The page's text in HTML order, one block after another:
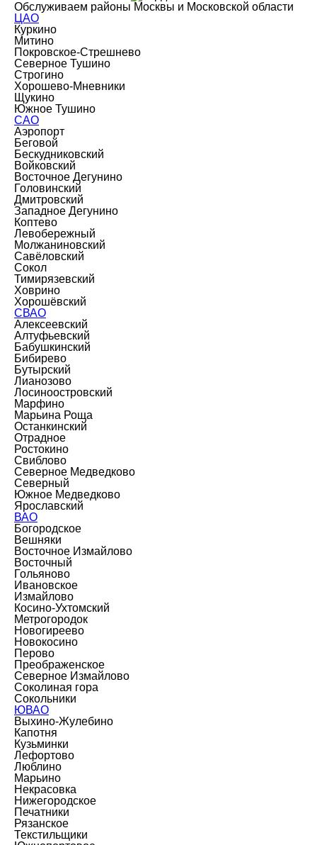
Обслуживаем районы Москвы и Московской области
ЦАО
Куркино
Митино
Покровское-Стрешнево
Северное Тушино
Строгино
Хорошево-Мневники
Щукино
Южное Тушино
САО
Аэропорт
Беговой
Бескудниковский
Войковский
Восточное Дегунино
Головинский
Дмитровский
Западное Дегунино
Коптево
Левобережный
Молжаниновский
Савёловский
Сокол
Тимирязевский
Ховрино
Хорошёвский
СВАО
Алексеевский
Алтуфьевский
Бабушкинский
Бибирево
Бутырский
Лианозово
Лосиноостровский
Марфино
Марьина Роща
Останкинский
Отрадное
Ростокино
Свиблово
Северное Медведково
Северный
Южное Медведково
Ярославский
ВАО
Богородское
Вешняки
Восточное Измайлово
Восточный
Гольяново
Ивановское
Измайлово
Косино-Ухтомский
Метрогородок
Новогиреево
Новокосино
Перово
Преображенское
Северное Измайлово
Соколиная гора
Сокольники
ЮВАО
Выхино-Жулебино
Капотня
Кузьминки
Лефортово
Люблино
Марьино
Некрасовка
Нижегородское
Печатники
Рязанское
Текстильщики